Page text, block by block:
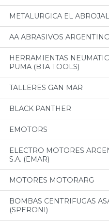
METALURGICA EL ABROJAL
AA ABRASIVOS
HERRAMIENTAS
PUMA (BTA TOOLS)
TALLERES GAN MAR
BLACK PANTHER
EMOTORS
ELECTRO MOTORES
S.A. (EMAR)
MOTORES MOTORARG
BOMBAS CENTRIFUGAS
(SPERONI)